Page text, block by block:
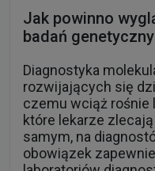
Diagnostyka
rozwijających się
które lekarze
samym, na
obowiązek
laboratoriów
stanie spełnić
potrzeby zarówno